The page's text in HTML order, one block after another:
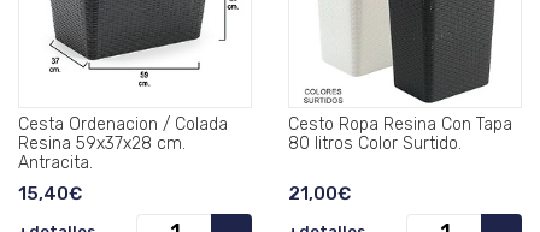
Cesta Ordenacion / Colada
Resina 59x37x28 cm.
Antracita.
15,40€
Cesto Ropa Resina Con Tapa
80 litros Color Surtido.
21,00€